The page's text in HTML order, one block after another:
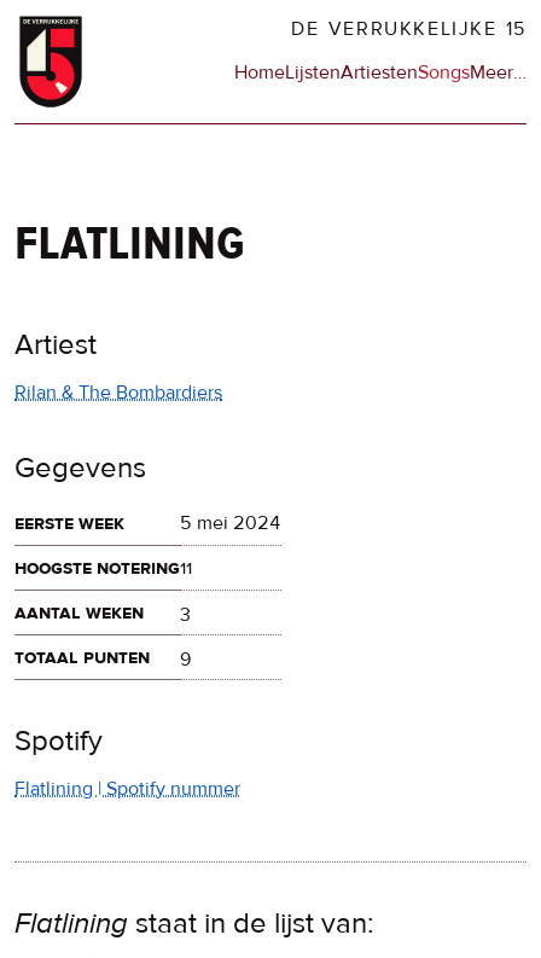
Overslaan
naar
DE VERRUKKELIJKE 15
Hoofdnavigatie
HomeLijstenArtiestenSongsMeerop
…
flatlining
Artiest
Rilan & The Bombardiers
Gegevens
eerste week
5 mei 2024
hoogste notering11
aantal weken
3
totaal punten
9
Spotify
Flatlining | Spotify nummer
Flatlining staat in de lijst van: